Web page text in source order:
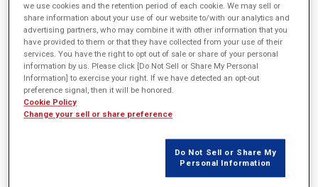
we use cookies and the retention period of each cookie. We may sell or
share information about your use of our website to/with our analytics and
advertising partners, who may combine it with other information that you
have provided to them or that they have collected from your use of their
services. You have the right to opt out of sale or share of your personal
information by us. Please click [Do Not Sell or Share My Personal
Information] to exercise your right. If we have detected an opt-out
preference signal, then it will be honored.
Cookie Policy
Change your sell or share preference
Do Not Sell or Share My
Personal Information